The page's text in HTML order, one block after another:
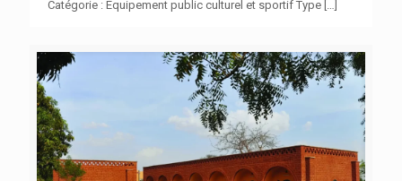
Catégorie : Équipement public culturel et sportif Type […]